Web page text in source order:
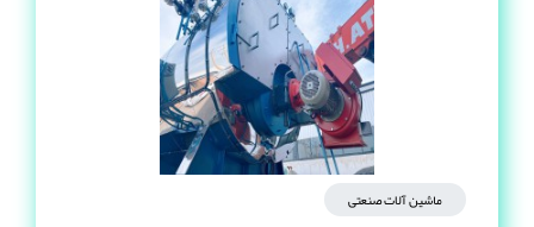
ماشین آلات صنعتی